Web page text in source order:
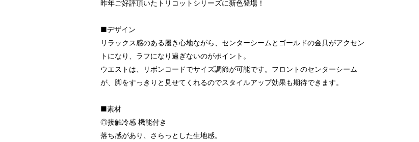
昨年ご好評頂いたトリコットシリーズに新色登場！
■デザイン
リラックス感のある履き心地ながら、センターシームとゴールドの金具がアクセン
トになり、ラフになり過ぎないのがポイント。
ウエストは、リボンコードでサイズ調節が可能です。フロントのセンターシーム
が、脚をすっきりと見せてくれるのでスタイルアップ効果も期待できます。
■素材
◎接触冷感 機能付き
落ち感があり、さらっとした生地感。